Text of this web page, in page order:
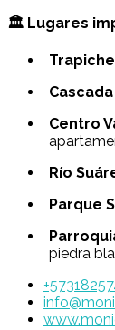
🏛️ Lugares
Centro
Río
Parque
piedra